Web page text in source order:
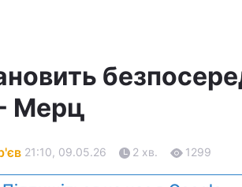
Мерц
21:10, 09.05.26 2 хв. 1299